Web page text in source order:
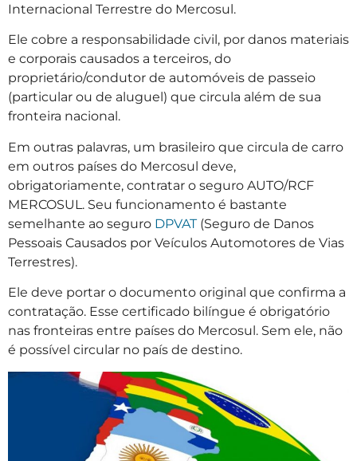
Internacional Terrestre do Mercosul.
Ele cobre a responsabilidade civil, por danos materiais
e corporais causados a terceiros, do
proprietário/condutor de automóveis de passeio
(particular ou de aluguel) que circula além de sua
fronteira nacional.
Em outras palavras, um brasileiro que circula de carro
em outros países do Mercosul deve,
obrigatoriamente, contratar o seguro AUTO/RCF
MERCOSUL. Seu funcionamento é bastante
semelhante ao seguro DPVAT(Seguro de Danos
Pessoais Causados por Veículos Automotores de Vias
Terrestres).
Ele deve portar o documento original que confirma a
contratação. Esse certificado bilíngue é obrigatório
nas fronteiras entre países do Mercosul. Sem ele, não
é possível circular no país de destino.